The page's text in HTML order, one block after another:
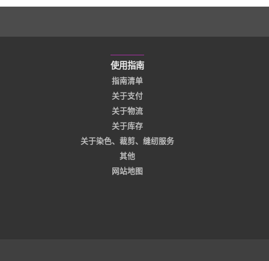
使用指南
指南清单
关于支付
关于物流
关于库存
关于染色、裁剪、缝纫服务
其他
网站地图